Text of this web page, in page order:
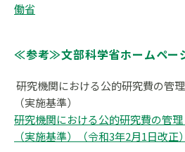
働省
≪参考≫文部科学省ホームペー
研究機関における公的研究費の管
（実施基準）
研究機関における公的研究費の管
（実施基準）（令和3年2月1日改